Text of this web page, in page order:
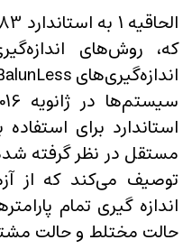
که، روش‌های
استاندارد برای
مستقل در نظر گرفته
توصیف می‌کند که از
اندازه گیری تمام